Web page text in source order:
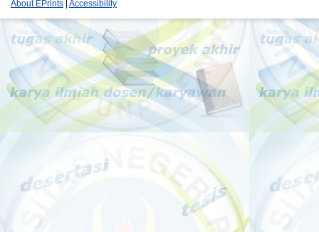
About EPrints
Accessibility